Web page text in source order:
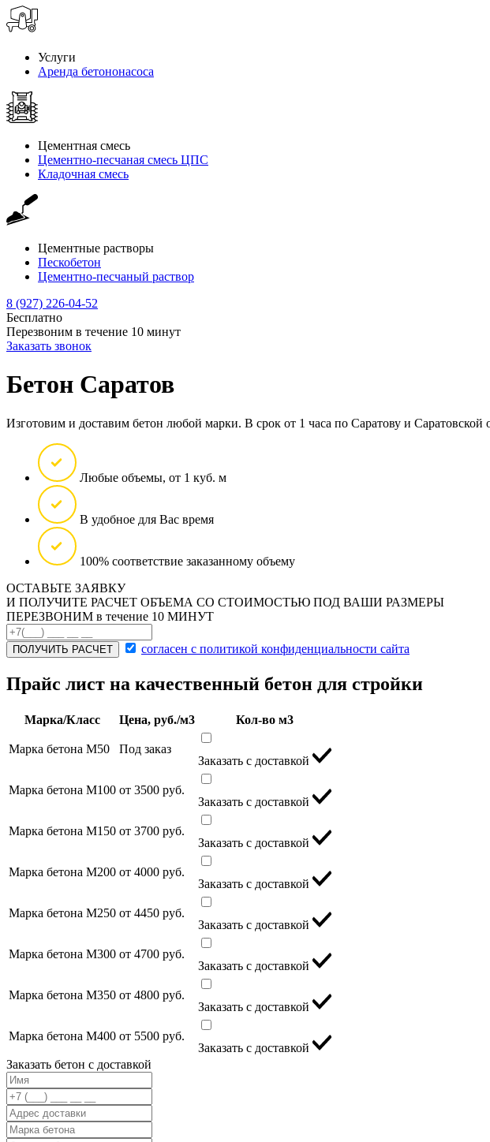
Услуги
Аренда бетононасоса
Цементная смесь
Цементно-песчаная смесь ЦПС
Кладочная смесь
Цементные растворы
Пескобетон
Цементно-песчаный раствор
8 (927) 226-04-52
Бесплатно
Перезвоним в течение 10 минут
Заказать звонок
Бетон Саратов
Изготовим и доставим бетон любой марки. В срок от 1 часа по Саратову и Саратовской
Любые объемы, от 1 куб. м
В удобное для Вас время
100% соответствие заказанному объему
ОСТАВЬТЕ ЗАЯВКУ
И ПОЛУЧИТЕ РАСЧЕТ ОБЪЕМА СО СТОИМОСТЬЮ ПОД ВАШИ РАЗМЕРЫ
ПЕРЕЗВОНИМ в течение 10 МИНУТ
ПОЛУЧИТЬ РАСЧЕТ согласен с политикой конфиденциальности сайта
Прайс лист на качественный бетон для стройки
Марка/Класс Цена, руб./м3 Кол-во м3
Марка бетона М50
Под заказ
Заказать с доставкой
Марка бетона М100 от 3500 руб.
Заказать с доставкой
Марка бетона М150 от 3700 руб.
Заказать с доставкой
Марка бетона М200 от 4000 руб.
Заказать с доставкой
Марка бетона М250 от 4450 руб.
Заказать с доставкой
Марка бетона М300 от 4700 руб.
Заказать с доставкой
Марка бетона М350 от 4800 руб.
Заказать с доставкой
Марка бетона М400 от 5500 руб.
Заказать с доставкой
Заказать бетон с доставкой